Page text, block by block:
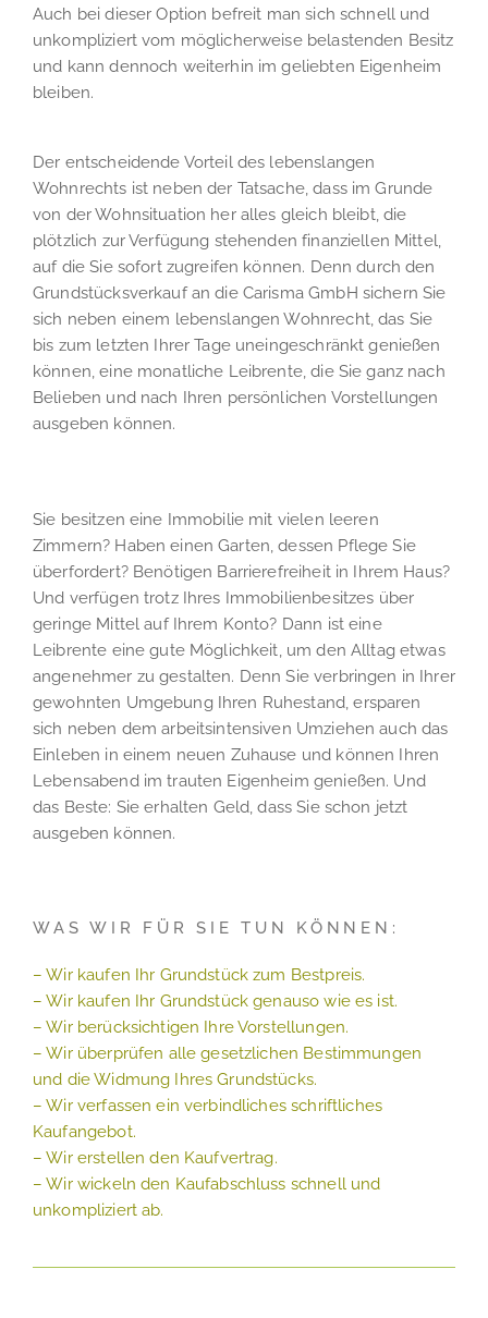
Auch bei dieser Option befreit man sich schnell und
unkompliziert vom möglicherweise belastenden Besitz
und kann dennoch weiterhin im geliebten Eigenheim
bleiben.
Der entscheidende Vorteil des lebenslangen
Wohnrechts ist neben der Tatsache, dass im Grunde
von der Wohnsituation her alles gleich bleibt, die
plötzlich zur Verfügung stehenden finanziellen Mittel,
auf die Sie sofort zugreifen können. Denn durch den
Grundstücksverkauf an die Carisma GmbH sichern Sie
sich neben einem lebenslangen Wohnrecht, das Sie
bis zum letzten Ihrer Tage uneingeschränkt genießen
können, eine monatliche Leibrente, die Sie ganz nach
Belieben und nach Ihren persönlichen Vorstellungen
ausgeben können.
Sie besitzen eine Immobilie mit vielen leeren
Zimmern? Haben einen Garten, dessen Pflege Sie
überfordert? Benötigen Barrierefreiheit in Ihrem Haus?
Und verfügen trotz Ihres Immobilienbesitzes über
geringe Mittel auf Ihrem Konto? Dann ist eine
Leibrente eine gute Möglichkeit, um den Alltag etwas
angenehmer zu gestalten. Denn Sie verbringen in Ihrer
gewohnten Umgebung Ihren Ruhestand, ersparen
sich neben dem arbeitsintensiven Umziehen auch das
Einleben in einem neuen Zuhause und können Ihren
Lebensabend im trauten Eigenheim genießen. Und
das Beste: Sie erhalten Geld, dass Sie schon jetzt
ausgeben können.
WAS WIR FÜR SIE TUN KÖNNEN:
– Wir kaufen Ihr Grundstück zum Bestpreis.
– Wir kaufen Ihr Grundstück genauso wie es ist.
– Wir berücksichtigen Ihre Vorstellungen.
– Wir überprüfen alle gesetzlichen Bestimmungen
und die Widmung Ihres Grundstücks.
– Wir verfassen ein verbindliches schriftliches
Kaufangebot.
– Wir erstellen den Kaufvertrag.
– Wir wickeln den Kaufabschluss schnell und
unkompliziert ab.